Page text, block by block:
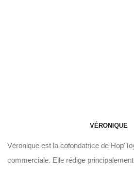
VÉRONIQUE
Véronique est la cofondatrice de
commerciale. Elle rédige